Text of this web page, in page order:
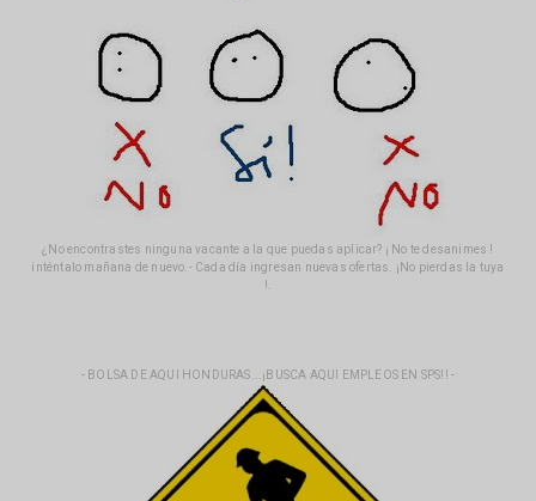
¿No encontrastes ninguna vacante a la que puedas aplicar? ¡ No te desanimes !
inténtalo mañana de nuevo.- Cada día ingresan nuevas ofertas. ¡No pierdas la tuya
!.
- BOLSA DE AQUI HONDURAS...¡BUSCA AQUI EMPLEOS EN SPS!! -